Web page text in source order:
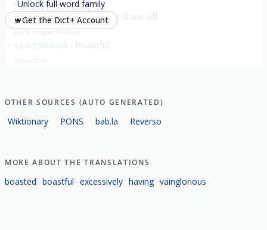
verb perfective
хва́статься to boast; to show off
verb imperfective
хвастли́вый
Unlock full word family
Get the Dict+ Account
OTHER SOURCES (AUTO GENERATED)
Wiktionary PONS bab.la Reverso
MORE ABOUT THE TRANSLATIONS
boasted boastful excessively having vainglorious